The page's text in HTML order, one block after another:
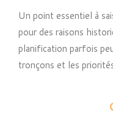
Un point essentiel à
pour des raisons
planification parfois
tronçons et les